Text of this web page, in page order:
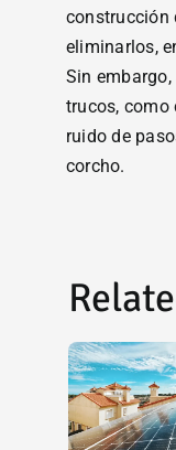
construcción
eliminarlos,
Sin
trucos, como
ruido de
corcho.